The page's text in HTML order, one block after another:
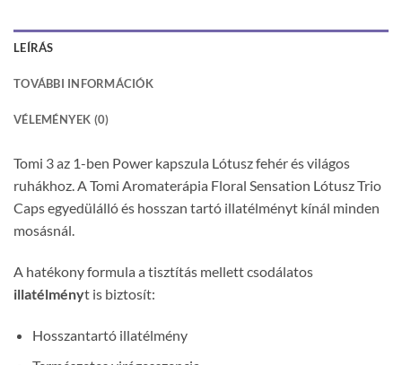
LEÍRÁS
TOVÁBBI INFORMÁCIÓK
VÉLEMÉNYEK (0)
Tomi 3 az 1-ben Power kapszula Lótusz fehér és világos
ruhákhoz. A Tomi Aromaterápia Floral Sensation Lótusz Trio
Caps egyedülálló és hosszan tartó illatélményt kínál minden
mosásnál.
A hatékony formula a tisztítás mellett csodálatos
illatélményt is biztosít:
Hosszantartó illatélmény